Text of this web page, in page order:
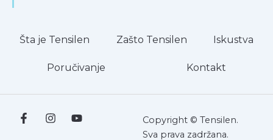
Šta je Tensilen Zašto Tensilen Iskustva
Poručivanje Kontakt
Copyright © Tensilen.
Sva prava zadržana.